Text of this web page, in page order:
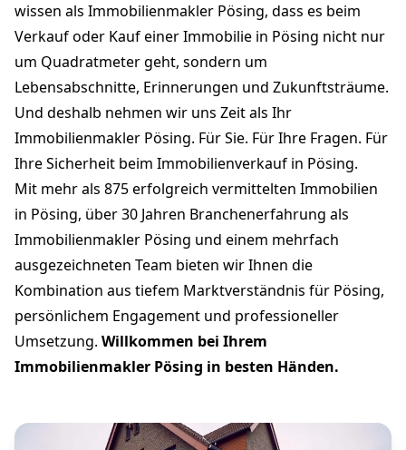
wissen als Immobilienmakler Pösing, dass es beim
Verkauf oder Kauf einer Immobilie in Pösing nicht nur
um Quadratmeter geht, sondern um
Lebensabschnitte, Erinnerungen und Zukunftsträume.
Und deshalb nehmen wir uns Zeit als Ihr
Immobilienmakler Pösing. Für Sie. Für Ihre Fragen. Für
Ihre Sicherheit beim Immobilienverkauf in Pösing.
Mit mehr als 875 erfolgreich vermittelten Immobilien
in Pösing, über 30 Jahren Branchenerfahrung als
Immobilienmakler Pösing und einem mehrfach
ausgezeichneten Team bieten wir Ihnen die
Kombination aus tiefem Marktverständnis für Pösing,
persönlichem Engagement und professioneller
Umsetzung. Willkommen bei Ihrem
Immobilienmakler Pösing in besten Händen.